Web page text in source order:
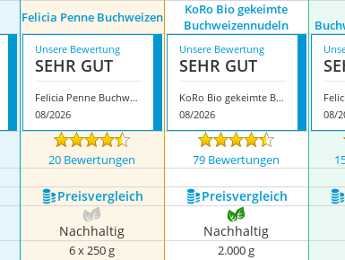
Felicia Penne Buchweizen
KoRo Bio gekeimte
Buchweizennudeln
Unsere Bewertung
SEHR GUT
Felicia Penne Buchweizen
08/2026
Unsere Bewertung
SEHR GUT
KoRo Bio gekeimte Buchweizennudeln
08/2026
08/
20 Bewertungen 79 Bewertungen
Preis­vergleich Preis­vergleich
Nachhaltig Nachhaltig
6 x 250 g 2.000 g